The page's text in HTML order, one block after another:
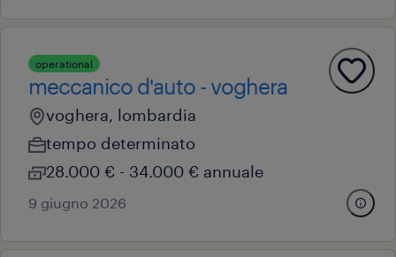
operational
meccanico d'auto - voghera
voghera, lombardia
tempo determinato
28.000 € - 34.000 € annuale
9 giugno 2026